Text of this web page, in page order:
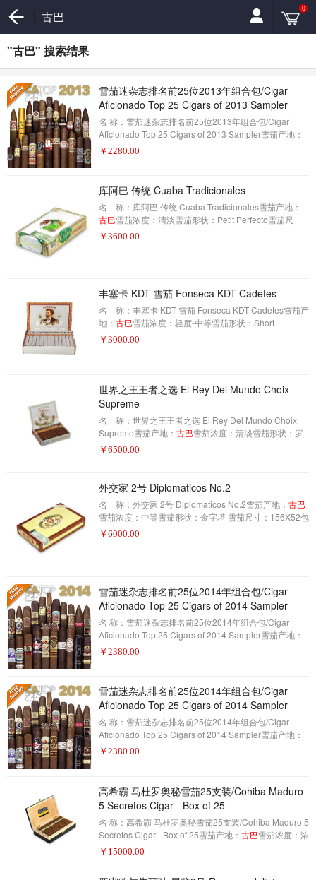
古巴
0
"古巴" 搜索结果
雪茄迷杂志排名前25位2013年组合包/Cigar
Aficionado Top 25 Cigars of 2013 Sampler
名 称：雪茄迷杂志排名前25位2013年组合包/Cigar
Aficionado Top 25 Cigars of 2013 Sampler雪茄产地：
XXX雪茄浓度：XXX雪茄形状：XXX雪茄尺寸：XXX包
的25支顶级雪茄的名单，并在其中宣布了雪茄业的最高
奖项——雪茄迷。我们把所有合法的东西都组装成一个
大的优质雪茄采样器。这可以让你以极低的价格品尝到
所有最好的雪茄。这是一种很好的方法，
￥ 2280.00
库阿巴 传统 Cuaba Tradicionales
名 称：库阿巴 传统 Cuaba Tradicionales雪茄产地：
古巴雪茄浓度：清淡雪茄形状：Petit Perfecto雪茄尺
寸：120X42包装数量：25制作方式：手工描 述：
￥ 3600.00
丰塞卡 KDT 雪茄 Fonseca KDT Cadetes
名 称：丰塞卡 KDT 雪茄 Fonseca KDT Cadetes雪茄产
地： 古巴雪茄浓度：轻度-中等雪茄形状：Short
Panetela雪茄尺寸：4.5x 36包装数量：25制作方式：手
似的味道，用熟悉的轻木色调，这种雪茄以一种非侵略
性的方式均匀地烟雾。不过要在点燃之前把纸拿掉。
￥ 3000.00
世界之王王者之选 El Rey Del Mundo Choix
Supreme
名 称：世界之王王者之选 El Rey Del Mundo Choix
Supreme雪茄产地： 古巴雪茄浓度：清淡雪茄形状：罗
布图雪茄尺寸：127X48包装数量：25制作方式：手工描
￥ 6500.00
外交家 2号 Diplomaticos No.2
名 称：外交家 2号 Diplomaticos No.2雪茄产地： 古巴
雪茄浓度：中等雪茄形状：金字塔 雪茄尺寸：156X52包
装数量：25制作方式：手工描 述：
￥ 6000.00
雪茄迷杂志排名前25位2014年组合包/Cigar
Aficionado Top 25 Cigars of 2014 Sampler
名 称：雪茄迷杂志排名前25位2014年组合包/Cigar
Aficionado Top 25 Cigars of 2014 Sampler雪茄产地：
XXX雪茄浓度：XXX雪茄形状：XXX雪茄尺寸：XXX包
雪茄的名单，并宣布他们在雪茄行业的顶峰奖，雪茄迷
们的年度雪茄，2014年是雪茄的一年，每一种雪茄都值
得被认可。每一个人都提供了一种特别令人满意的烟，
而且是独一无二的。我们把所有合法
￥ 2380.00
雪茄迷杂志排名前25位2014年组合包/Cigar
Aficionado Top 25 Cigars of 2014 Sampler
名 称：雪茄迷杂志排名前25位2014年组合包/Cigar
Aficionado Top 25 Cigars of 2014 Sampler雪茄产地：
XXX雪茄浓度：XXX雪茄形状：XXX雪茄尺寸：XXX包
雪茄的名单，并宣布他们在雪茄行业的顶峰奖，雪茄迷
们的年度雪茄，2014年是雪茄的一年，每一种雪茄都值
得被认可。每一个人都提供了一种特别令人满意的烟，
而且是独一无二的。我们把所有合法
￥ 2380.00
高希霸 马杜罗奥秘雪茄25支装/Cohiba Maduro
5 Secretos Cigar - Box of 25
名 称：高希霸 马杜罗奥秘雪茄25支装/Cohiba Maduro 5
Secretos Cigar - Box of 25雪茄产地： 古巴雪茄浓度：浓
郁雪茄形状：小皇冠雪茄尺寸：110X40包装数量：25制
￥ 15000.00